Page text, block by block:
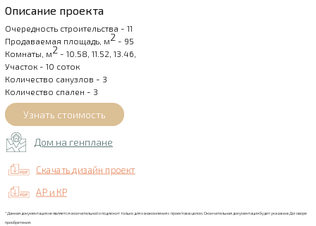
Описание проекта
Очередность строительства - 11
Продаваемая площадь, м2 - 95
Комнаты, м2 - 10.58, 11.52, 13.46,
Участок - 10 соток
Количество санузлов - 3
Количество спален - 3
Дом на генплане
Скачать дизайн проект
АР и КР
*Данная документация не является окончательной и подлежит только для ознакомления с проектов в целом. Окончательная документация будет указана в Договоре
приобретения.